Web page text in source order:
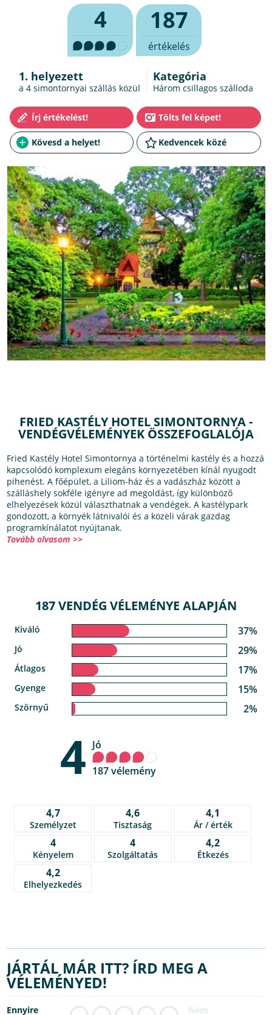
4 187
értékelés
1. helyezett
a 4simontornyai szállás közül
Kategória
Három csillagos szálloda
FRIED KASTÉLY HOTEL SIMONTORNYA -
VENDÉGVÉLEMÉNYEK ÖSSZEFOGLALÓJA
Fried Kastély Hotel Simontornya a történelmi kastély és a hozzá
kapcsolódó komplexum elegáns környezetében kínál nyugodt
pihenést. A főépület, a Liliom-ház és a vadászház között a
szálláshely sokféle igényre ad megoldást, így különböző
elhelyezések közül választhatnak a vendégek. A kastélypark
gondozott, a környék látnivalói és a közeli várak gazdag
programkínálatot nyújtanak.
Tovább olvasom >>
187 VENDÉG VÉLEMÉNYE ALAPJÁN
Kiváló 37%
Jó 29%
Átlagos 17%
Gyenge 15%
Szörnyű 2%
4 Jó
187 vélemény
4,7
Személyzet
4,6
Tisztaság
4,1
Ár / érték
4
Kényelem
4
Szolgáltatás
4,2
Étkezés
4,2
Elhelyezkedés
JÁRTÁL MÁR ITT? ÍRD MEG A
VÉLEMÉNYED!
Ennyire